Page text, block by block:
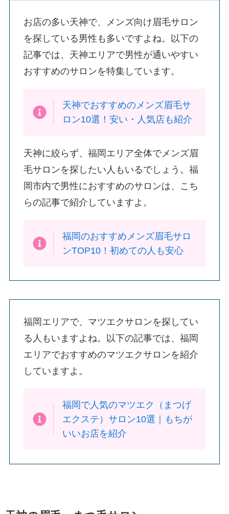
お店の多い天神で、メンズ向け眉毛サロン
を探している男性も多いですよね。以下の
記事では、天神エリアで男性が通いやすい
おすすめのサロンを特集しています。
天神でおすすめのメンズ眉毛サ
ロン10選！安い・人気店も紹介
天神に絞らず、福岡エリア全体でメンズ眉
毛サロンを探したい人もいるでしょう。福
岡市内で男性におすすめのサロンは、こち
らの記事で紹介していますよ。
福岡のおすすめメンズ眉毛サロ
ンTOP10！初めての人も安心
福岡エリアで、マツエクサロンを探してい
る人もいますよね。以下の記事では、福岡
エリアでおすすめのマツエクサロンを紹介
していますよ。
福岡で人気のマツエク（まつげ
エクステ）サロン10選｜もちが
いいお店を紹介